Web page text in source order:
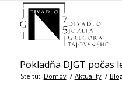
Pokladňa DJGT počas
Ste tu: Domov / Aktuality /